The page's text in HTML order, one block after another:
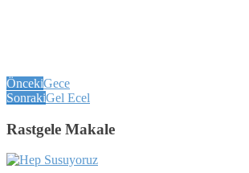
ÖncekiGece
SonrakiGel Ecel
Rastgele Makale